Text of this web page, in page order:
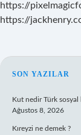
https://
https://
SON YAZILAR
Kut nedir Türk sosyal
Ağustos 8, 2026
Kıreyzi ne demek ?